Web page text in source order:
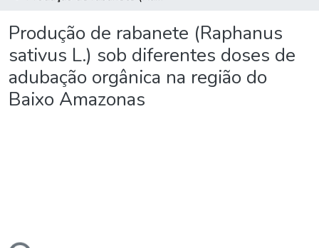
Produção de rabanete (Raphanus
sativus L.) sob diferentes doses de
adubação orgânica na região do
Baixo Amazonas